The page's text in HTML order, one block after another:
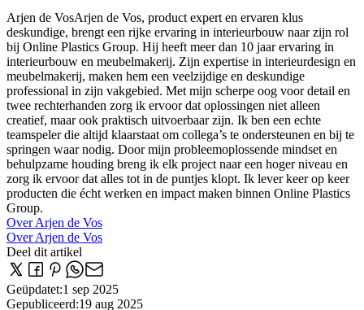
Arjen de VosArjen de Vos, product expert en ervaren klus
deskundige, brengt een rijke ervaring in interieurbouw naar zijn rol
bij Online Plastics Group. Hij heeft meer dan 10 jaar ervaring in
interieurbouw en meubelmakerij. Zijn expertise in interieurdesign en
meubelmakerij, maken hem een veelzijdige en deskundige
professional in zijn vakgebied. Met mijn scherpe oog voor detail en
twee rechterhanden zorg ik ervoor dat oplossingen niet alleen
creatief, maar ook praktisch uitvoerbaar zijn. Ik ben een echte
teamspeler die altijd klaarstaat om collega’s te ondersteunen en bij te
springen waar nodig. Door mijn probleemoplossende mindset en
behulpzame houding breng ik elk project naar een hoger niveau en
zorg ik ervoor dat alles tot in de puntjes klopt. Ik lever keer op keer
producten die écht werken en impact maken binnen Online Plastics
Group.
Over Arjen de Vos
Over Arjen de Vos
Deel dit artikel
Geüpdatet:1 sep 2025
Gepubliceerd:19 aug 2025